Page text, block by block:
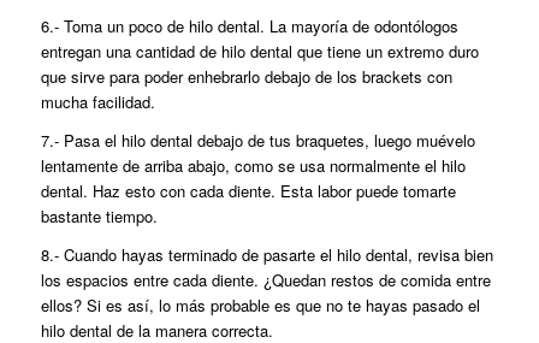
6.- Toma un poco de hilo dental. La mayoría de odontólogos
entregan una cantidad de hilo dental que tiene un extremo duro
que sirve para poder enhebrarlo debajo de los brackets con
mucha facilidad.
7.- Pasa el hilo dental debajo de tus braquetes, luego muévelo
lentamente de arriba abajo, como se usa normalmente el hilo
dental. Haz esto con cada diente. Esta labor puede tomarte
bastante tiempo.
8.- Cuando hayas terminado de pasarte el hilo dental, revisa bien
los espacios entre cada diente. ¿Quedan restos de comida entre
ellos? Si es así, lo más probable es que no te hayas pasado el
hilo dental de la manera correcta.